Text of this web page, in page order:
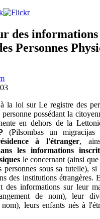
des informations
Personnes
la loi sur Le registre des
possédant la
en dehors de la
(Pilsonības un
à l'étranger,
les informations
le concernant (ainsi que
personnes sous sa tutelle), si
des institutions étrangères.
des informations sur leur
de nom), leur
nom), leurs enfants nés à